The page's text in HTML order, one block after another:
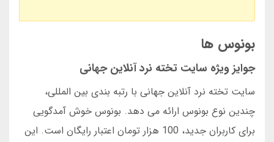
بونوس ها
جوایز ویژه سایت تخته نرد آنلاین جهانی
سایت تخته نرد آنلاین جهانی با رتبه بندی بین المللی،
چندین نوع بونوس ارائه می دهد. بونوس خوش آمدگویی
برای کاربران جدید، 100 هزار تومان اعتبار رایگان است. این